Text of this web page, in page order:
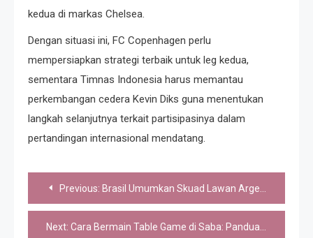
kedua di markas Chelsea.
Dengan situasi ini, FC Copenhagen perlu
mempersiapkan strategi terbaik untuk leg kedua,
sementara Timnas Indonesia harus memantau
perkembangan cedera Kevin Diks guna menentukan
langkah selanjutnya terkait partisipasinya dalam
pertandingan internasional mendatang.
Post
navigation
Previous: Brasil Umumkan Skuad Lawan Argentina: Neymar In, Antony Out
Next: Cara Bermain Table Game di Saba: Panduan untuk Pemula